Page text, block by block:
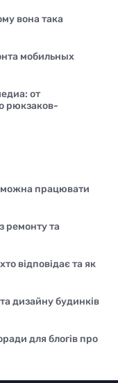
вона така
мобильных
от
рюкзаков-
можна працювати
ремонту та
відповідає та як
дизайну будинків
для блогів про